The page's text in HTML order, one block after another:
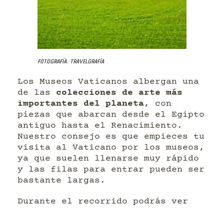
Fotografía: Travelgrafía
Los Museos Vaticanos albergan una
de las colecciones de arte más
importantes del planeta, con
piezas que abarcan desde el Egipto
antiguo hasta el Renacimiento.
Nuestro consejo es que empieces tu
visita al Vaticano por los museos,
ya que suelen llenarse muy rápido
y las filas para entrar pueden ser
bastante largas.
Durante el recorrido podrás ver